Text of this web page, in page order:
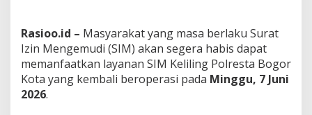
Rasioo.id – Masyarakat yang masa berlaku Surat
Izin Mengemudi (SIM) akan segera habis dapat
memanfaatkan layanan SIM Keliling Polresta Bogor
Kota yang kembali beroperasi pada Minggu, 7 Juni
2026.